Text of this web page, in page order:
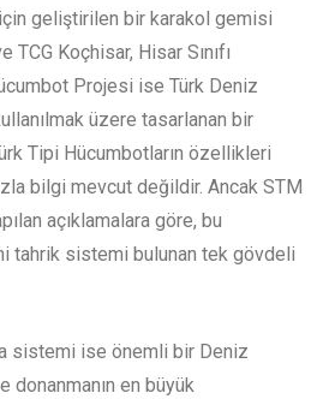
geliştirilen bir karakol gemisi
TCG Koçhisar, Hisar Sınıfı
Projesi ise Türk Deniz
üzere tasarlanan bir
Tipi Hücumbotların özellikleri
bilgi mevcut değildir. Ancak STM
açıklamalara göre, bu
tahrik sistemi bulunan tek gövdeli
sistemi ise önemli bir Deniz
donanmanın en büyük